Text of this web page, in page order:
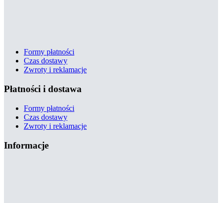
Formy płatności
Czas dostawy
Zwroty i reklamacje
Płatności i dostawa
Formy płatności
Czas dostawy
Zwroty i reklamacje
Informacje